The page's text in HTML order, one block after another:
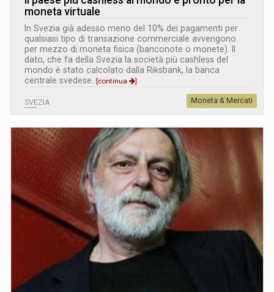
moneta virtuale
In Svezia già adesso meno del 10% dei pagamenti per
qualsiasi tipo di transazione commerciale avvengono
per mezzo di moneta fisica (banconote o monete). Il
dato, che fa della Svezia la società più cashless del
mondo è stato calcolato dalla Riksbank, la banca
centrale svedese.
[continua ]
SVEZIA Moneta & Mercati